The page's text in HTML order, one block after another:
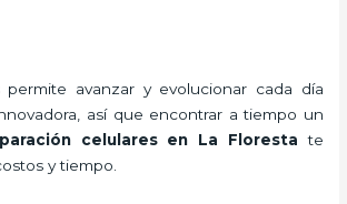
permite avanzar y evolucionar cada día
así que encontrar a tiempo un
celulares en La Floresta te
y tiempo.